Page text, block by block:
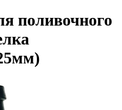
поливочного